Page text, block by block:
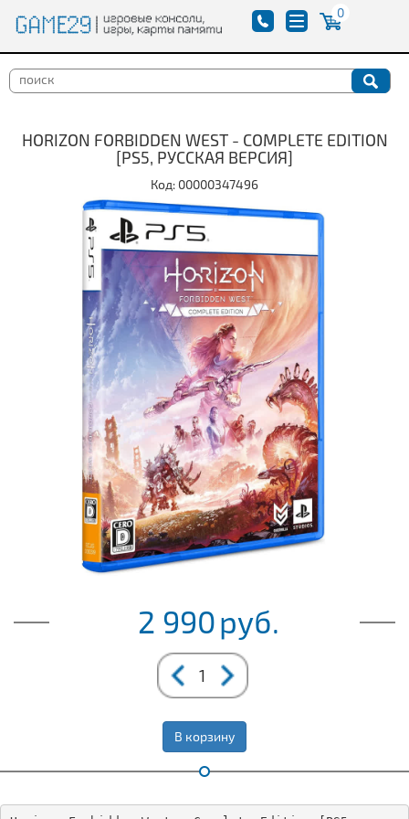
0
HORIZON FORBIDDEN WEST - COMPLETE EDITION
[PS5, РУССКАЯ ВЕРСИЯ]
Код: 00000347496
2 990руб.
В корзину